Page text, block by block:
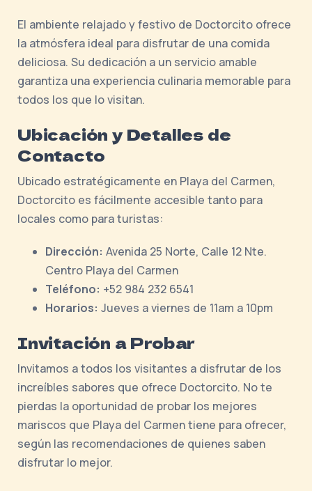
El ambiente relajado y festivo de Doctorcito ofrece
la atmósfera ideal para disfrutar de una comida
deliciosa. Su dedicación a un servicio amable
garantiza una experiencia culinaria memorable para
todos los que lo visitan.
Ubicación y Detalles de
Contacto
Ubicado estratégicamente en Playa del Carmen,
Doctorcito es fácilmente accesible tanto para
locales como para turistas:
Dirección: Avenida 25 Norte, Calle 12 Nte.
Centro Playa del Carmen
Teléfono: +52 984 232 6541
Horarios: Jueves a viernes de 11am a 10pm
Invitación a Probar
Invitamos a todos los visitantes a disfrutar de los
increíbles sabores que ofrece Doctorcito. No te
pierdas la oportunidad de probar los mejores
mariscos que Playa del Carmen tiene para ofrecer,
según las recomendaciones de quienes saben
disfrutar lo mejor.